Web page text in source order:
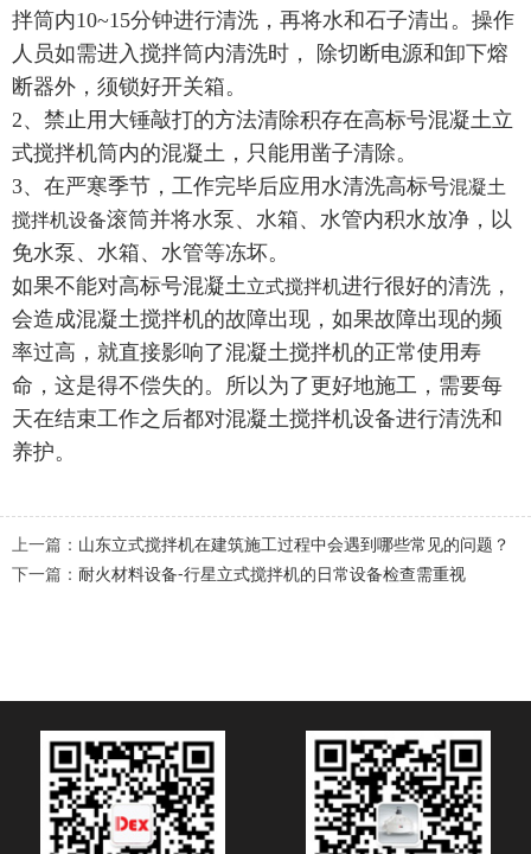
拌筒内10~15分钟进行清洗，再将水和石子清出。操作
人员如需进入搅拌筒内清洗时， 除切断电源和卸下熔
断器外，须锁好开关箱。
2、禁止用大锤敲打的方法清除积存在高标号混凝土立
式搅拌机筒内的混凝土，只能用凿子清除。
3、在严寒季节，工作完毕后应用水清洗高标号混凝土
搅拌机设备滚筒并将水泵、水箱、水管内积水放净，以
免水泵、水箱、水管等冻坏。
如果不能对高标号混凝土立式搅拌机进行很好的清洗，
会造成混凝土搅拌机的故障出现，如果故障出现的频
率过高，就直接影响了混凝土搅拌机的正常使用寿
命，这是得不偿失的。所以为了更好地施工，需要每
天在结束工作之后都对混凝土搅拌机设备进行清洗和
养护。
上一篇： 山东立式搅拌机在建筑施工过程中会遇到哪些常见的问题？
下一篇： 耐火材料设备-行星立式搅拌机的日常设备检查需重视